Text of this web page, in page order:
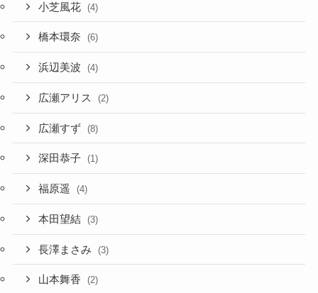
小芝風花 (4)
橋本環奈 (6)
浜辺美波 (4)
広瀬アリス (2)
広瀬すず (8)
深田恭子 (1)
福原遥 (4)
本田望結 (3)
長澤まさみ (3)
山本舞香 (2)